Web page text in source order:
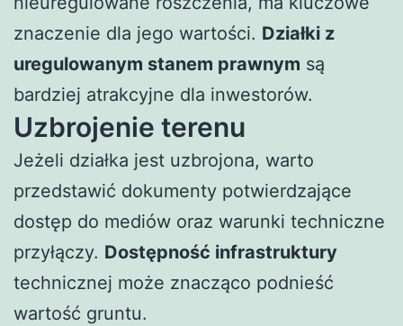
znaczenie dla jego wartości. Działki z
uregulowanym stanem prawnym są
bardziej atrakcyjne dla inwestorów.
Uzbrojenie terenu
Jeżeli działka jest uzbrojona, warto
przedstawić dokumenty potwierdzające
dostęp do mediów oraz warunki techniczne
przyłączy. Dostępność infrastruktury
technicznej może znacząco podnieść
wartość gruntu.